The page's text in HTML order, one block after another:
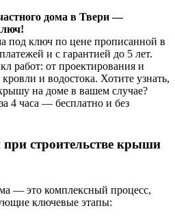
дома в Твери —
под ключ по цене прописанной в
и с гарантией до 5 лет.
работ: от проектирования и
и водостока. Хотите узнать,
на доме в вашем случае?
4 часа — бесплатно и без
строительстве крыши
— это комплексный процесс,
ключевые этапы: